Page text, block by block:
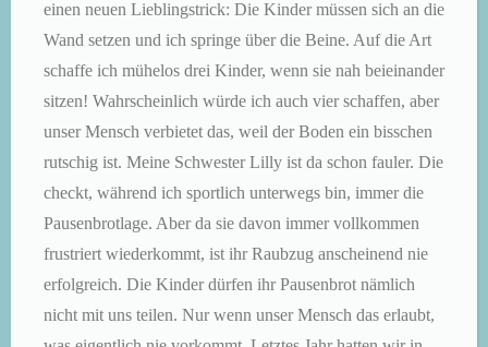
einen neuen Lieblingstrick: Die Kinder müssen sich an die
Wand setzen und ich springe über die Beine. Auf die Art
schaffe ich mühelos drei Kinder, wenn sie nah beieinander
sitzen! Wahrscheinlich würde ich auch vier schaffen, aber
unser Mensch verbietet das, weil der Boden ein bisschen
rutschig ist. Meine Schwester Lilly ist da schon fauler. Die
checkt, während ich sportlich unterwegs bin, immer die
Pausenbrotlage. Aber da sie davon immer vollkommen
frustriert wiederkommt, ist ihr Raubzug anscheinend nie
erfolgreich. Die Kinder dürfen ihr Pausenbrot nämlich
nicht mit uns teilen. Nur wenn unser Mensch das erlaubt,